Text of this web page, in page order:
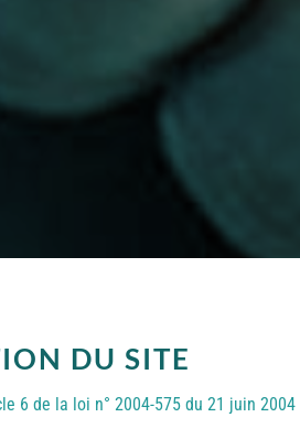
DU SITE
6 de la loi n° 2004-575 du 21 juin 2004